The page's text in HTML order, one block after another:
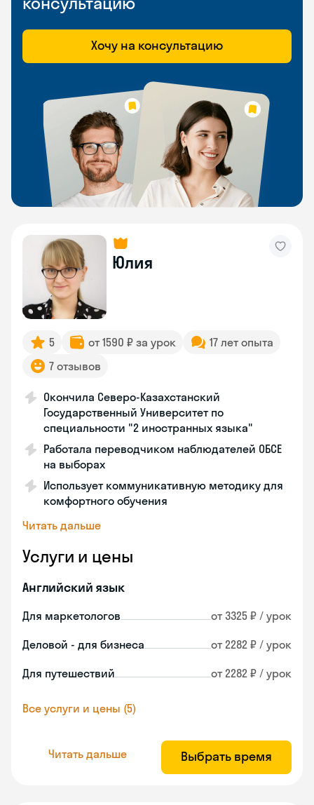
Хочу на консультацию
Юлия
5 от 1590 ₽ за урок
17 лет опыта
7 отзывов
Окончила Северо-Казахстанский
Государственный Университет по
специальности "2 иностранных языка"
Работала переводчиком наблюдателей ОБСЕ
на выборах
Использует коммуникативную методику для
комфортного обучения
Читать дальше
Услуги и цены
Английский язык
Для маркетологов от 3325 ₽ / урок
Деловой - для бизнеса от 2282 ₽ / урок
Для путешествий от 2282 ₽ / урок
Все услуги и цены (5)
Читать дальше Выбрать время